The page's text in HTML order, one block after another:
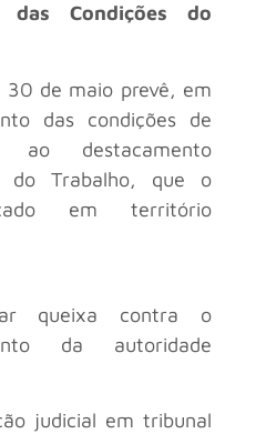
das Condições do
30 de maio prevê, em
das condições de
ao destacamento
do Trabalho, que o
em território
queixa contra o
da autoridade
judicial em tribunal